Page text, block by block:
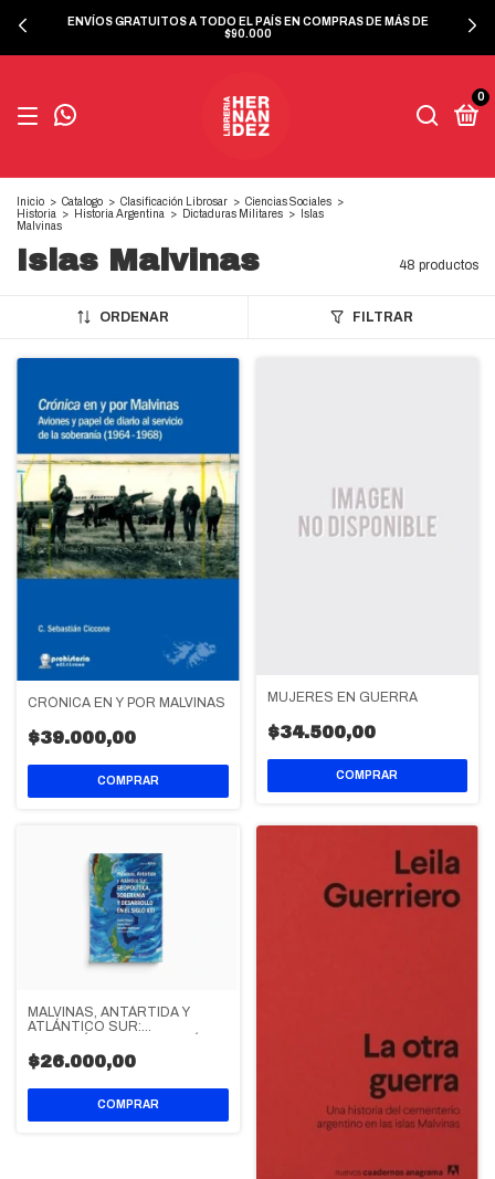
ENVÍOS GRATUITOS A TODO EL PAÍS EN COMPRAS DE MÁS DE
$90.000
0
Inicio > Catalogo > Clasificación Librosar > Ciencias Sociales >
Historia
> Historia Argentina > Dictaduras Militares >
Islas
Malvinas
Islas Malvinas 48 productos
ORDENAR FILTRAR
CRÓNICA EN Y POR MALVINAS
$39.000,00
MUJERES EN GUERRA
$34.500,00
MALVINAS, ANTÁRTIDA Y
ATLÁNTICO SUR:
DESARROLLO EN EL SIGLO
XXI
$26.000,00